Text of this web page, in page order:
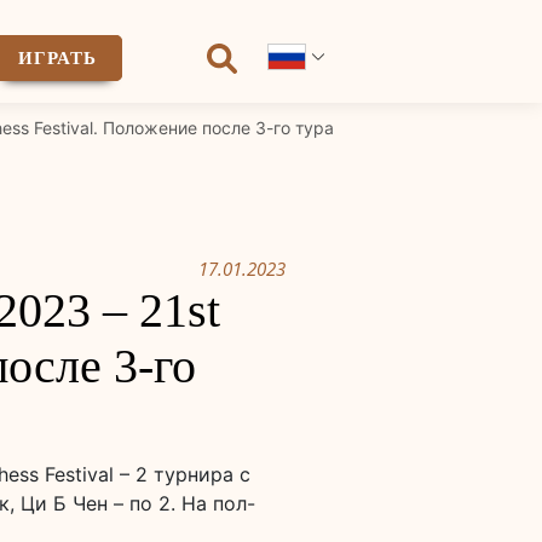
ИГРАТЬ
Festival. Положение после 3-го тура
17.01.2023
– 21st
3-го
Festival – 2 турнира с
Ци Б Чен – по 2. На пол-